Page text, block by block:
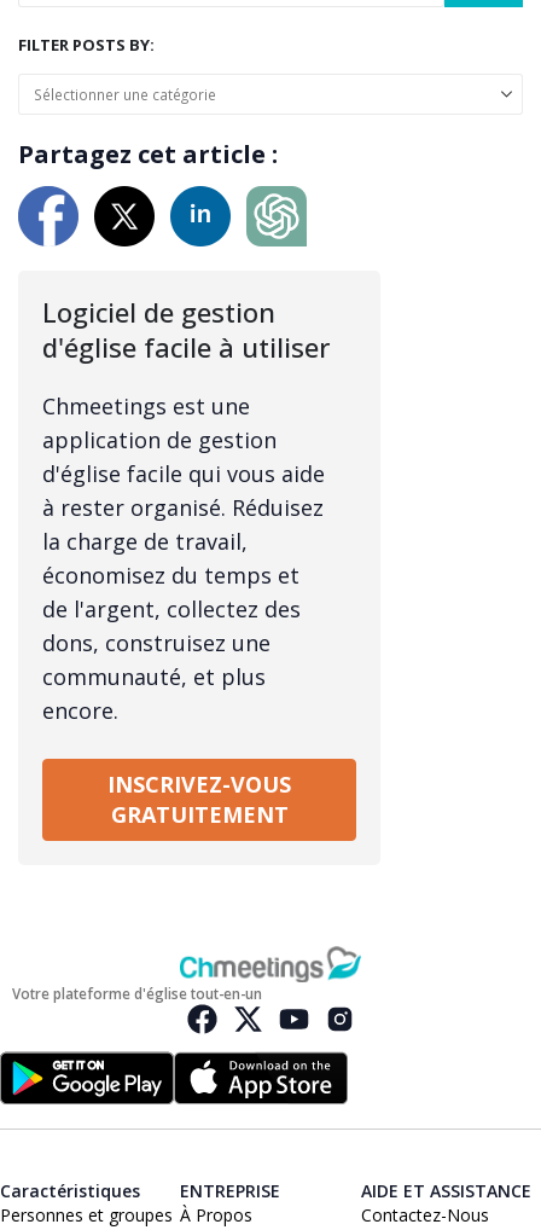
FILTER POSTS BY:
Partagez cet article :
Logiciel de gestion
d'église facile à utiliser
Chmeetings est une
application de gestion
d'église facile qui vous aide
à rester organisé. Réduisez
la charge de travail,
économisez du temps et
de l'argent, collectez des
dons, construisez une
communauté, et plus
encore.
INSCRIVEZ-VOUS
GRATUITEMENT
Votre plateforme d'église tout-en-un
Caractéristiques
Personnes et groupes
ENTREPRISE
À Propos
AIDE ET ASSISTANCE
Contactez-Nous